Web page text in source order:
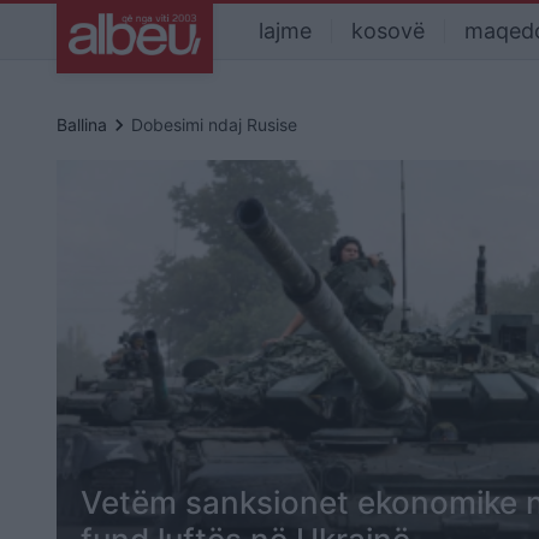
lajme kosovë
Ballina keyboard_arrow_right Dobesimi ndaj Rusise
Vetëm sanksionet ekonomike